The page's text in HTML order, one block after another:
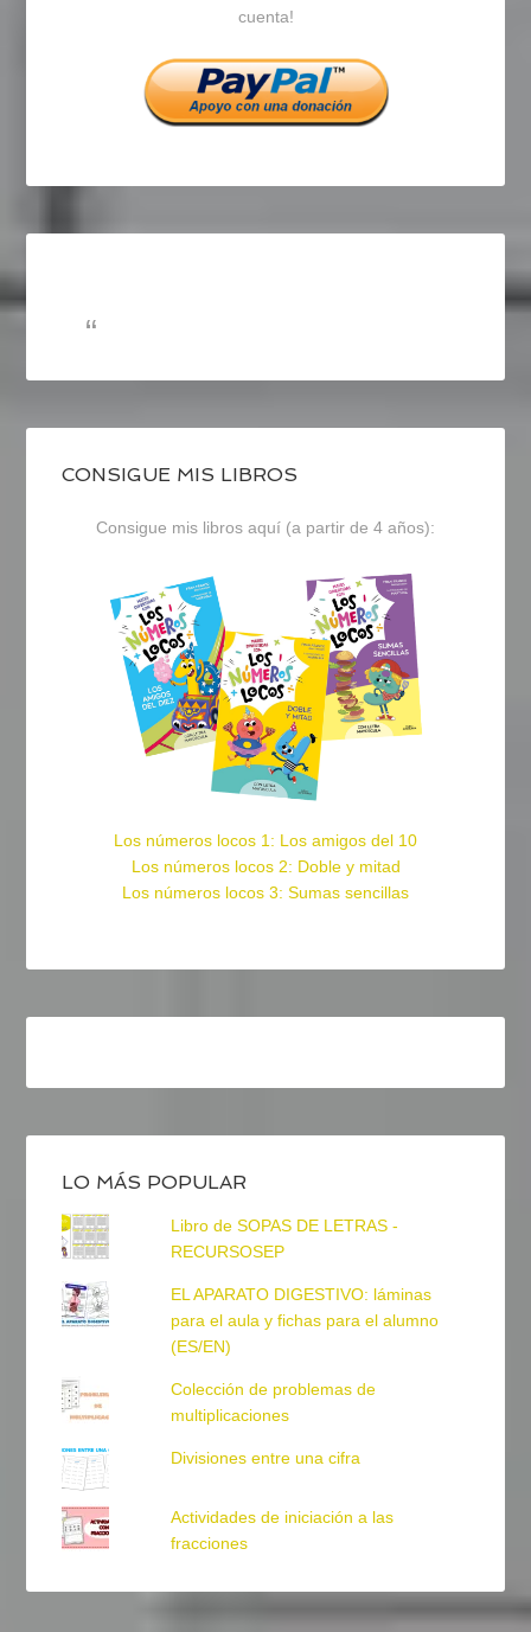
Facebook
Twitter
Instagram
cuenta!
CONSIGUE MIS LIBROS
Consigue mis libros aquí (a partir de 4 años):
Los números locos 1: Los amigos del 10
Los números locos 2: Doble y mitad
Los números locos 3: Sumas sencillas
LO MÁS POPULAR
Libro de SOPAS DE LETRAS -
RECURSOSEP
EL APARATO DIGESTIVO: láminas
para el aula y fichas para el alumno
(ES/EN)
Colección de problemas de
multiplicaciones
Divisiones entre una cifra
Actividades de iniciación a las
fracciones